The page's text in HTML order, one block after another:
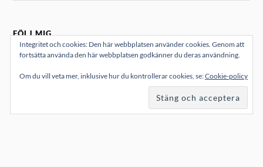
FÖLJ MIG
Integritet och cookies: Den här webbplatsen använder cookies. Genom att
fortsätta använda den här webbplatsen godkänner du deras användning.
Om du vill veta mer, inklusive hur du kontrollerar cookies, se:Cookie-policy